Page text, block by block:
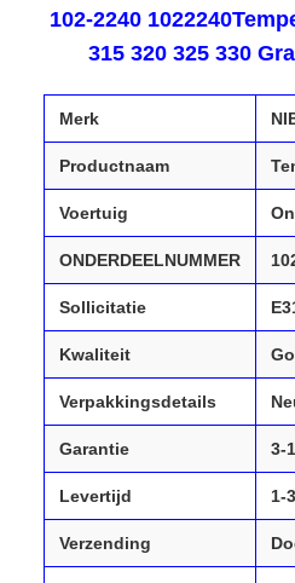
102-2240 1022240
315 320 325 330
Merk
Productnaam
Voertuig
ONDERDEELNUMMER
Sollicitatie
Kwaliteit
Verpakkingsdetails
Garantie 3-
Levertijd 1-
Verzending